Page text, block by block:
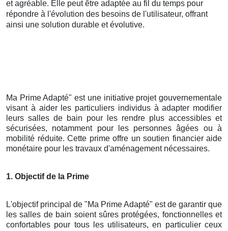
et agréable. Elle peut être adaptée au fil du temps pour
répondre à l'évolution des besoins de l'utilisateur, offrant
ainsi une solution durable et évolutive.
Ma Prime Adapté" est une initiative projet gouvernementale
visant à aider les particuliers individus à adapter modifier
leurs salles de bain pour les rendre plus accessibles et
sécurisées, notamment pour les personnes âgées ou à
mobilité réduite. Cette prime offre un soutien financier aide
monétaire pour les travaux d'aménagement nécessaires.
1. Objectif de la Prime
L'objectif principal de "Ma Prime Adapté" est de garantir que
les salles de bain soient sûres protégées, fonctionnelles et
confortables pour tous les utilisateurs, en particulier ceux